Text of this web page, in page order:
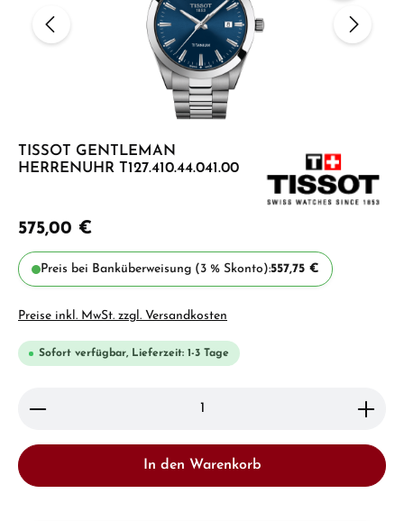
TISSOT GENTLEMAN
HERRENUHR T127.410.44.041.00
575,00 €
Preis bei Banküberweisung (3 % Skonto):557,75 €
Preise inkl. MwSt. zzgl. Versandkosten
Sofort verfügbar, Lieferzeit: 1-3 Tage
Produkt Anzahl: Gib den gewünschten Wert ein
In den Warenkorb